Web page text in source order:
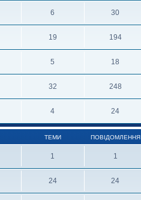
6 30
19 194
5 18
32 248
4 24
ТЕМИ ПОВІДОМЛЕННЯ
1 1
24 24